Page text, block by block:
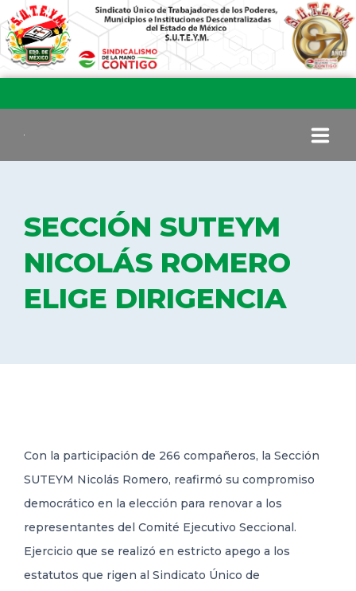
COMITÉ EJECUTIVO
COMISIÓN DE VIGILANCIA
TRANSPARENCIA
SECCIÓN SUTEYM
NICOLÁS ROMERO
ELIGE DIRIGENCIA
Con la participación de 266 compañeros, la Sección
SUTEYM Nicolás Romero, reafirmó su compromiso
democrático en la elección para renovar a los
representantes del Comité Ejecutivo Seccional.
Ejercicio que se realizó en estricto apego a los
estatutos que rigen al Sindicato Único de